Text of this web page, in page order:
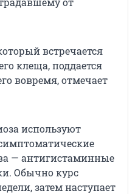
встречается
клеща, поддается
вовремя, отмечает
используют
— антигистаминные
Обычно курс
затем наступает